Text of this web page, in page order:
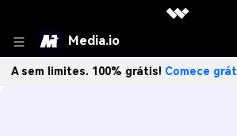
Media.io
100% grátis!Comece grátis→